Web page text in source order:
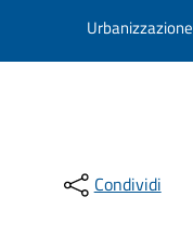
Urbanizzazione
Condividi